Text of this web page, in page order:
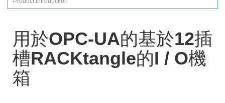
用於OPC-UA的基於12插
槽RACKtangle的I / O機
箱